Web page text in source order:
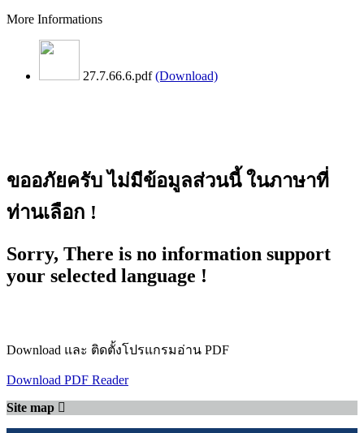
More Informations
27.7.66.6.pdf (Download)
ขออภัยครับ ไม่มีข้อมูลส่วนนี้ ในภาษาที่
ท่านเลือก !
Sorry, There is no information support
your selected language !
Download และ ติดตั้งโปรแกรมอ่าน PDF
Download PDF Reader
Site map